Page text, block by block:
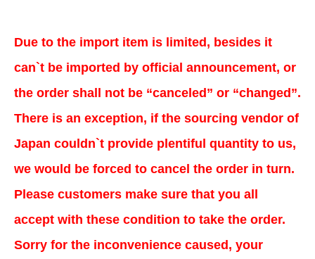
Due to the import item is limited, besides it
can`t be imported by official announcement, or
the order shall not be “canceled” or “changed”.
There is an exception, if the sourcing vendor of
Japan couldn`t provide plentiful quantity to us,
we would be forced to cancel the order in turn.
Please customers make sure that you all
accept with these condition to take the order.
Sorry for the inconvenience caused, your